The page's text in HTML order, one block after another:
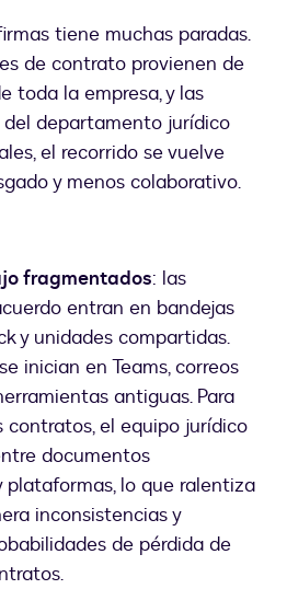
tiene muchas paradas.
de contrato provienen de
toda la empresa, y las
departamento jurídico
el recorrido se vuelve
y menos colaborativo.
fragmentados: las
entran en bandejas
y unidades compartidas.
inician en Teams, correos
antiguas. Para
contratos, el equipo jurídico
documentos
lo que ralentiza
inconsistencias y
de pérdida de